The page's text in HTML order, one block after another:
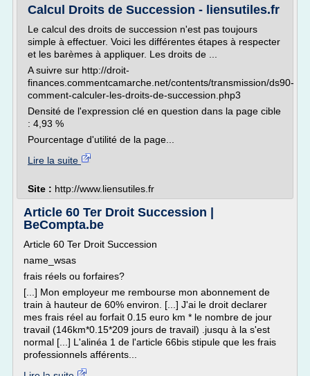
Calcul Droits de Succession - liensutiles.fr
Le calcul des droits de succession n'est pas toujours
simple à effectuer. Voici les différentes étapes à respecter
et les barèmes à appliquer. Les droits de ...
A suivre sur http://droit-
finances.commentcamarche.net/contents/transmission/ds90-
comment-calculer-les-droits-de-succession.php3
Densité de l'expression clé en question dans la page cible
: 4,93 %
Pourcentage d'utilité de la page...
Lire la suite
Site : http://www.liensutiles.fr
Article 60 Ter Droit Succession |
BeCompta.be
Article 60 Ter Droit Succession
name_wsas
frais réels ou forfaires?
[...] Mon employeur me rembourse mon abonnement de
train à hauteur de 60% environ. [...] J'ai le droit declarer
mes frais réel au forfait 0.15 euro km * le nombre de jour
travail (146km*0.15*209 jours de travail) .jusqu à la s'est
normal [...] L'alinéa 1 de l'article 66bis stipule que les frais
professionnels afférents...